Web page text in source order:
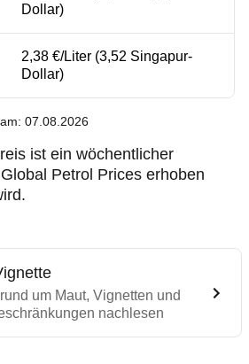
Dollar)
2,38 €/Liter (3,52 Singapur-
Dollar)
07.08.2026
ist ein wöchentlicher
Petrol Prices erhoben
um Maut, Vignetten und
nachlesen